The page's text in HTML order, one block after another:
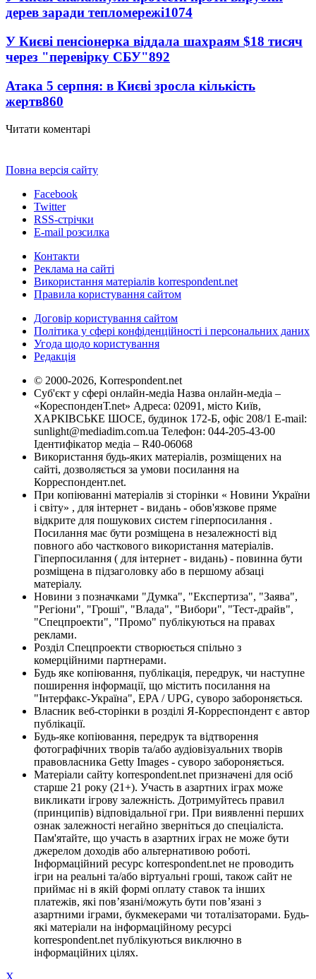
дерев заради тепломережі1074
У Києві пенсіонерка віддала шахраям $18 тисяч
через "перевірку СБУ"892
Атака 5 серпня: в Києві зросла кількість
жертв860
Читати коментарі
Повна версія сайту
Facebook
Twitter
RSS-стрічки
E-mail розсилка
Контакти
Реклама на сайті
Використання матеріалів korrespondent.net
Правила користування сайтом
Договір користування сайтом
Політика у сфері конфіденційності і персональних даних
Угода щодо користування
Редакція
© 2000-2026, Korrespondent.net
Суб'єкт у сфері онлайн-медіа Назва онлайн-медіа –
«КореспонденТ.net» Адреса: 02091, місто Київ,
ХАРКІВСЬКЕ ШОСЕ, будинок 172-Б, офіс 208/1 E-mail:
sunlight@mediadim.com.ua Телефон: 044-205-43-00
Ідентифікатор медіа – R40-06068
Використання будь-яких матеріалів, розміщених на
сайті, дозволяється за умови посилання на
Корреспондент.net.
При копіюванні матеріалів зі сторінки « Новини України
і світу» , для інтернет - видань - обов'язкове пряме
відкрите для пошукових систем гіперпосилання .
Посилання має бути розміщена в незалежності від
повного або часткового використання матеріалів.
Гіперпосилання ( для інтернет - видань) - повинна бути
розміщена в підзаголовку або в першому абзаці
матеріалу.
Новини з позначками "Думка", "Експертиза", "Заява",
"Регіони", "Гроші", "Влада", "Вибори", "Тест-драйв",
"Спецпроекти", "Промо" публікуються на правах
реклами.
Розділ Спецпроекти створюється спільно з
комерційними партнерами.
Будь яке копіювання, публікація, передрук, чи наступне
поширення інформації, що містить посилання на
"Інтерфакс-Україна", EPA / UPG, суворо забороняється.
Власник веб-сторінки в розділі Я-Корреспондент є автор
публікації.
Будь-яке копіювання, передрук та відтворення
фотографічних творів та/або аудіовізуальних творів
правовласника Getty Images - суворо забороняється.
Матеріали сайту korrespondent.net призначені для осіб
старше 21 року (21+). Участь в азартних іграх може
викликати ігрову залежність. Дотримуйтесь правил
(принципів) відповідальної гри. При виявленні перших
ознак залежності негайно зверніться до спеціаліста.
Пам'ятайте, що участь в азартних іграх не може бути
джерелом доходів або альтернативою роботі.
Інформаційний ресурс korrespondent.net не проводить
ігри на реальні та/або віртуальні гроші, також сайт не
приймає ні в якій формі оплату ставок та інших
платежів, які пов’язані/можуть бути пов’язані з
азартними іграми, букмекерами чи тоталізаторами. Будь-
які матеріали на інформаційному ресурсі
korrespondent.net публікуються виключно в
інформаційних цілях.
X